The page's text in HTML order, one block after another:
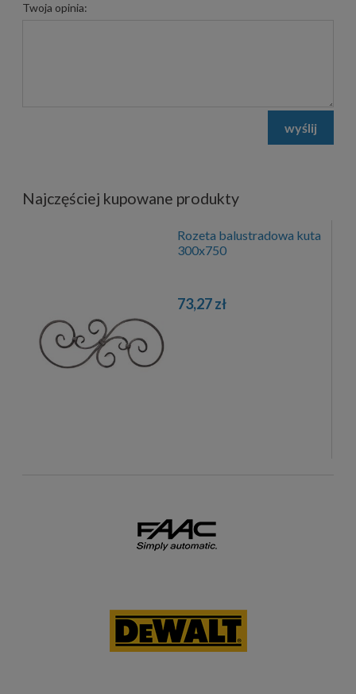
Twoja opinia:
wyślij
Najczęściej kupowane produkty
Rozeta balustradowa kuta
300x750
73,27 zł